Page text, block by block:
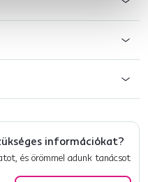
információkat?
és örömmel adunk tanácsot